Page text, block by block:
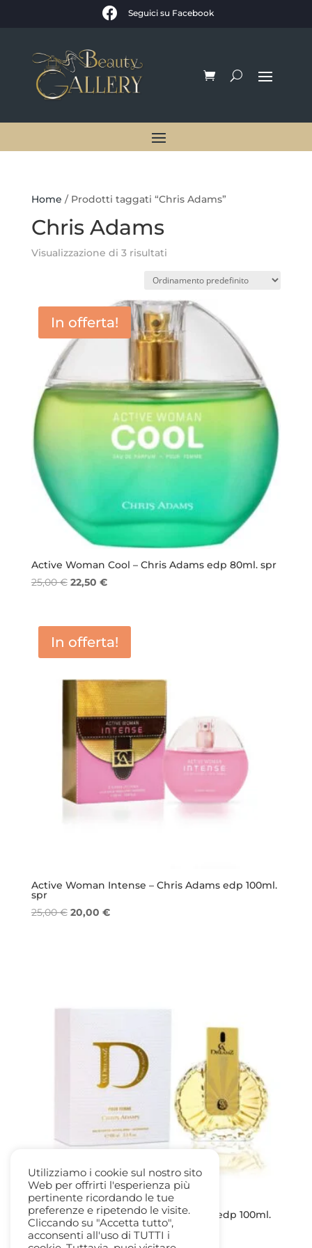
 Seguici su Facebook
Home / Prodotti taggati “Chris Adams”
Chris Adams
Visualizzazione di 3 risultati
In offerta!
Active Woman Cool – Chris Adams edp 80ml. spr
25,00€ Il
era:
25,00 €.
22,50 €Il
è:
22,50 €.
In offerta!
Active Woman Intense – Chris Adams edp 100ml.
spr
25,00€ Il
20,00 €Il
Dreamz pour Femme – Chris Adams edp 100ml.
spray
20,00€
Utilizziamo i cookie sul nostro sito
Web per offrirti l'esperienza più
pertinente ricordando le tue
preferenze e ripetendo le visite.
Cliccando su "Accetta tutto",
acconsenti all'uso di TUTTI i